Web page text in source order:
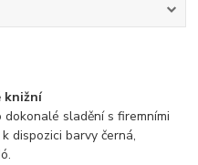
knižní
dokonalé sladění s firemními
dispozici barvy černá,